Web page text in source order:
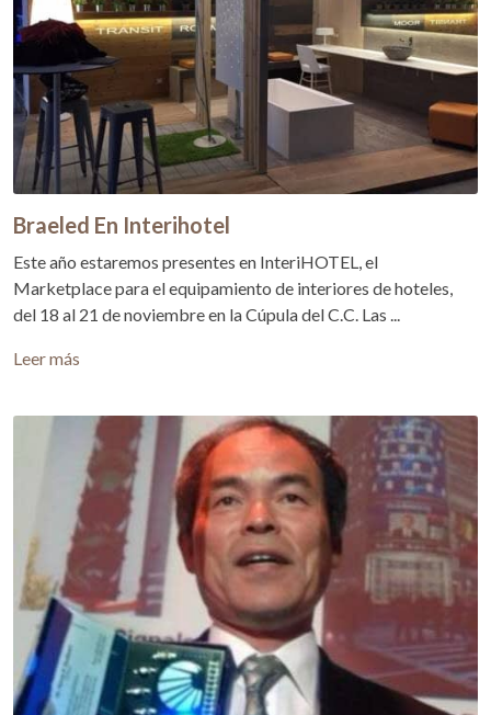
Braeled En Interihotel
Este año estaremos presentes en InteriHOTEL, el
Marketplace para el equipamiento de interiores de hoteles,
del 18 al 21 de noviembre en la Cúpula del C.C. Las ...
Leer más